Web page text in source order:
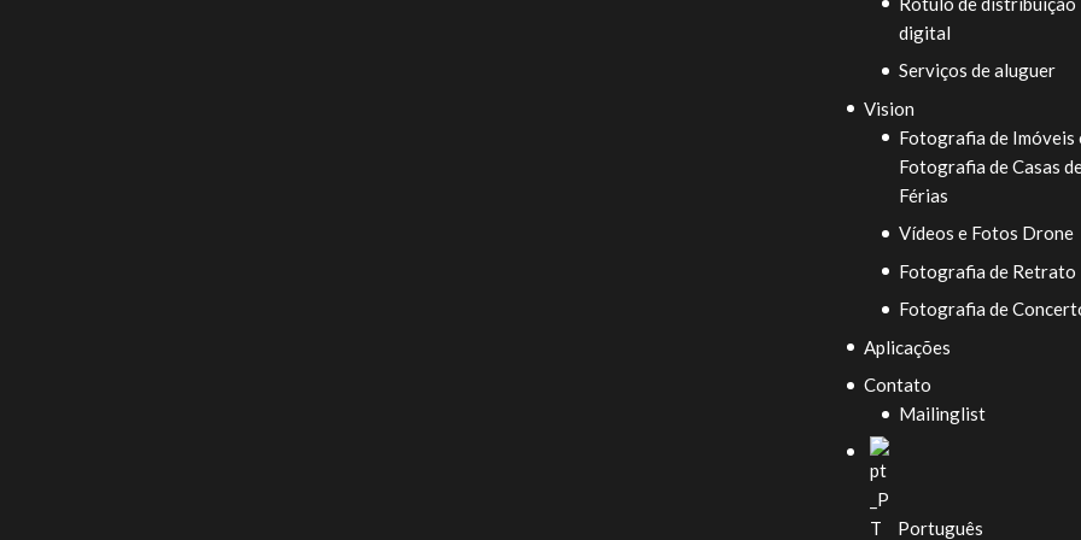
digital
Serviços de aluguer
Vision
Fotografia de Imóveis
Fotografia de Casas
Férias
Vídeos e Fotos Drone
Fotografia de Retrato
Fotografia de
Aplicações
Contato
Mailinglist
Português